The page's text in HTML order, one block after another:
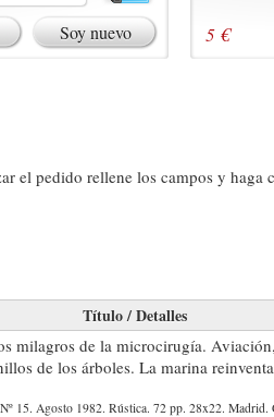
Soy nuevo 5 €
el pedido rellene los campos y haga
Título / Detalles
milagros de la microcirugía.
de los árboles. La marina
15. Agosto 1982. Rústica. 72 pp. 28x22. Madrid.